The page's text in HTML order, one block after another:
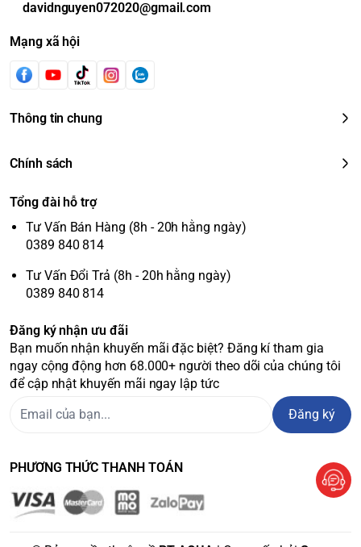
davidnguyen072020@gmail.com
Mạng xã hội
Thông tin chung
Chính sách
Tổng đài hỗ trợ
Tư Vấn Bán Hàng (8h - 20h hằng ngày)
0389 840 814
Tư Vấn Đổi Trả (8h - 20h hằng ngày)
0389 840 814
Đăng ký nhận ưu đãi
Bạn muốn nhận khuyến mãi đặc biệt? Đăng kí tham gia
ngay cộng động hơn 68.000+ người theo dõi của chúng tôi
để cập nhật khuyến mãi ngay lập tức
Đăng ký
PHƯƠNG THỨC THANH TOÁN